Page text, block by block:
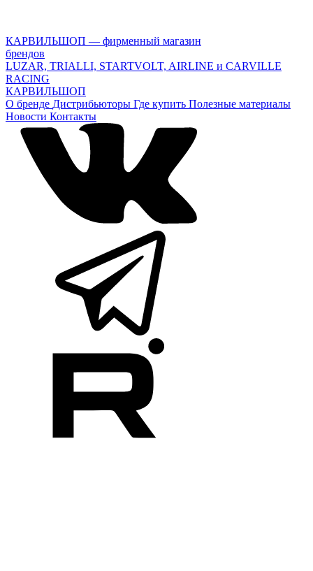
КАРВИЛЬШОП — фирменный магазин
брендов
LUZAR, TRIALLI, STARTVOLT, AIRLINE и CARVILLE
RACING
КАРВИЛЬШОП
О бренде Дистрибьюторы Где купить Полезные материалы
Новости Контакты